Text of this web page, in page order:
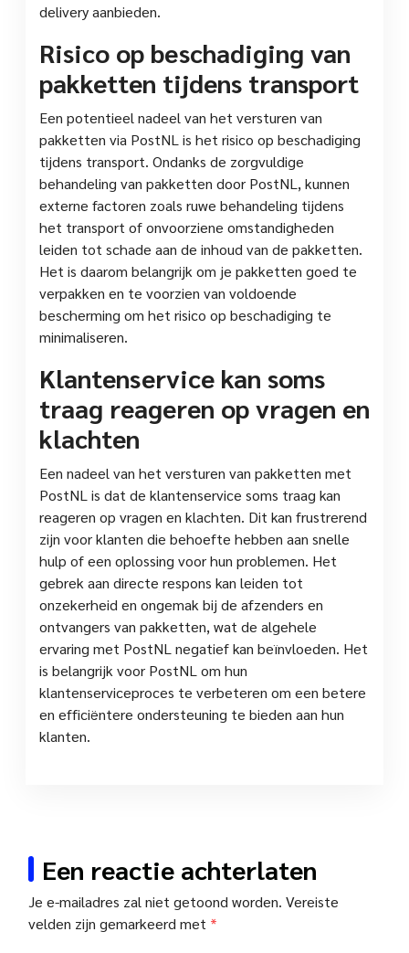
delivery aanbieden.
Risico op beschadiging van
pakketten tijdens transport
Een potentieel nadeel van het versturen van
pakketten via PostNL is het risico op beschadiging
tijdens transport. Ondanks de zorgvuldige
behandeling van pakketten door PostNL, kunnen
externe factoren zoals ruwe behandeling tijdens
het transport of onvoorziene omstandigheden
leiden tot schade aan de inhoud van de pakketten.
Het is daarom belangrijk om je pakketten goed te
verpakken en te voorzien van voldoende
bescherming om het risico op beschadiging te
minimaliseren.
Klantenservice kan soms
traag reageren op vragen en
klachten
Een nadeel van het versturen van pakketten met
PostNL is dat de klantenservice soms traag kan
reageren op vragen en klachten. Dit kan frustrerend
zijn voor klanten die behoefte hebben aan snelle
hulp of een oplossing voor hun problemen. Het
gebrek aan directe respons kan leiden tot
onzekerheid en ongemak bij de afzenders en
ontvangers van pakketten, wat de algehele
ervaring met PostNL negatief kan beïnvloeden. Het
is belangrijk voor PostNL om hun
klantenserviceproces te verbeteren om een betere
en efficiëntere ondersteuning te bieden aan hun
klanten.
Een reactie achterlaten
Je e-mailadres zal niet getoond worden. Vereiste
velden zijn gemarkeerd met *